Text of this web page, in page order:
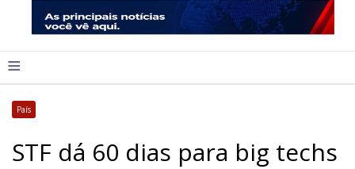
≡
País
STF dá 60 dias para big techs